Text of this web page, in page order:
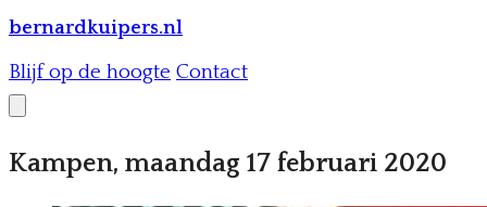
bernardkuipers.nl
Blijf op de hoogte Contact
Kampen, maandag 17 februari 2020